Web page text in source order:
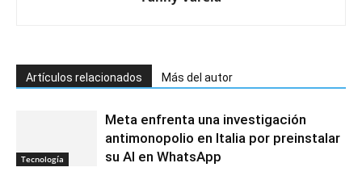
Artículos relacionados Más del autor
Tecnología
Meta enfrenta una investigación
antimonopolio en Italia por preinstalar
su AI en WhatsApp